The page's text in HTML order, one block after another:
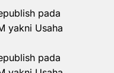
pada
yakni Usaha
pada